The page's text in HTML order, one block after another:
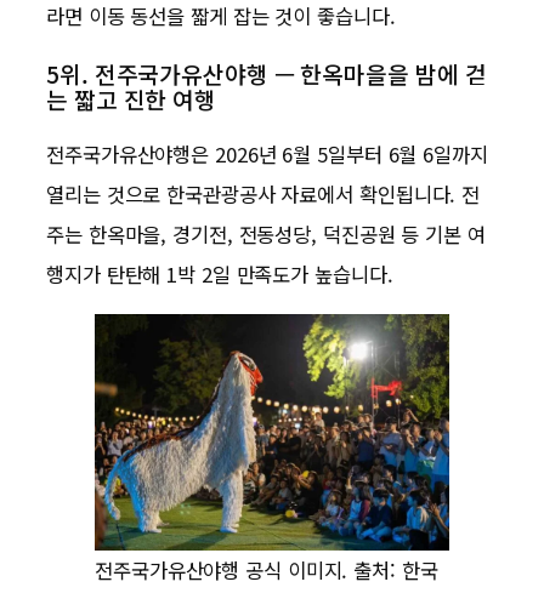
라면 이동 동선을 짧게 잡는 것이 좋습니다.
5위. 전주국가유산야행 — 한옥마을을 밤에 걷
는 짧고 진한 여행
전주국가유산야행은 2026년 6월 5일부터 6월 6일까지
열리는 것으로 한국관광공사 자료에서 확인됩니다. 전
주는 한옥마을, 경기전, 전동성당, 덕진공원 등 기본 여
행지가 탄탄해 1박 2일 만족도가 높습니다.
전주국가유산야행 공식 이미지. 출처: 한국